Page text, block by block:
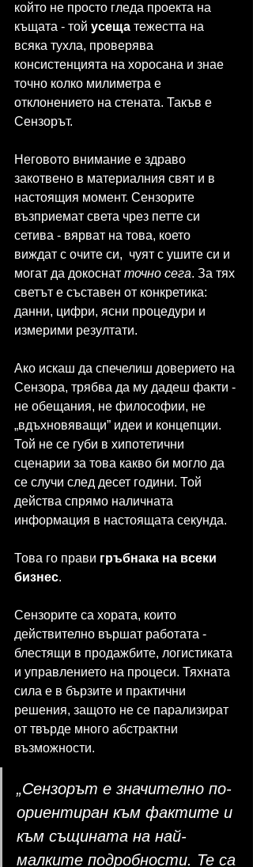
който не просто гледа проекта на
къщата - той усеща тежестта на
всяка тухла, проверява
консистенцията на хоросана и знае
точно колко милиметра е
отклонението на стената. Такъв е
Сензорът.
Неговото внимание е здраво
закотвено в материалния свят и в
настоящия момент. Сензорите
възприемат света чрез петте си
сетива - вярват на това, което
виждат с очите си,  чуят с ушите си и
могат да докоснат точно сега. За тях
светът е съставен от конкретика:
данни, цифри, ясни процедури и
измерими резултати.
Ако искаш да спечелиш доверието на
Сензора, трябва да му дадеш факти -
не обещания, не философии, не
„вдъхновяващи” идеи и концепции.
Той не се губи в хипотетични
сценарии за това какво би могло да
се случи след десет години. Той
действа спрямо наличната
информация в настоящата секунда.
Това го прави гръбнака на всеки
бизнес.
Сензорите са хората, които
действително вършат работата -
блестящи в продажбите, логистиката
и управлението на процеси. Тяхната
сила е в бързите и практични
решения, защото не се парализират
от твърде много абстрактни
възможности.
„Сензорът е значително по-
ориентиран към фактите и
към същината на най-
малките подробности. Те са